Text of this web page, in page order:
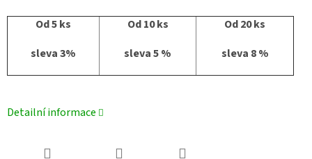
Od 5 ks
sleva 3%
Od 10 ks
sleva 5 %
Od 20 ks
sleva 8 %
Detailní informace